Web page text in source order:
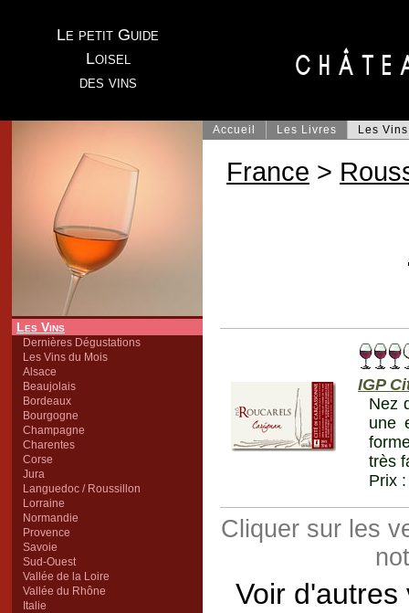
Le petit Guide
Loisel
des vins
Les Vins
Dernières Dégustations
Les Vins du Mois
Alsace
Beaujolais
Bordeaux
Bourgogne
Champagne
Charentes
Corse
Jura
Languedoc / Roussillon
Lorraine
Normandie
Provence
Savoie
Sud-Ouest
Vallée de la Loire
Vallée du Rhône
Italie
Accueil Les Livres Les Vins
France >
IGP
Nez
une
très
Prix
Cliquer sur les
Voir